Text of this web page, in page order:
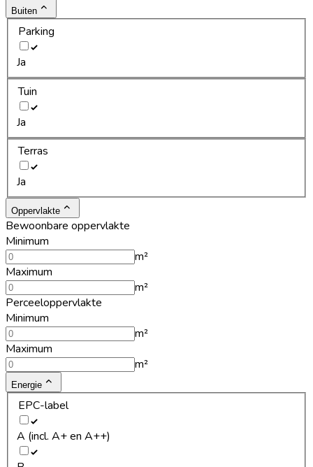
Buiten
Parking
Ja
Tuin
Ja
Terras
Ja
Oppervlakte
Bewoonbare oppervlakte
Minimum
m²
Maximum
m²
Perceeloppervlakte
Minimum
m²
Maximum
m²
Energie
EPC-label
A (incl. A+ en A++)